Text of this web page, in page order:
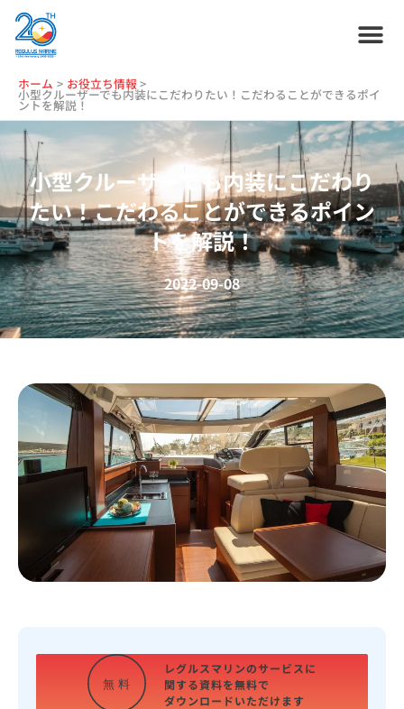
ホーム お役立ち情報
小型クルーザーでも内装にこだわりたい！こだわることができるポイ
ントを解説！
小型クルーザーでも内装にこだわり
たい！こだわることができるポイン
トを解説！
2022-09-08
無 料
レグルスマリンのサービスに
関する資料を無料で
ダウンロードいただけます